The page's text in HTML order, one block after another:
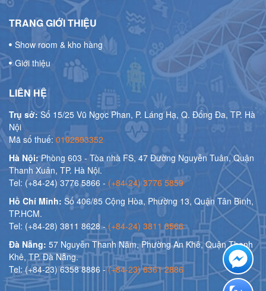
TRANG GIỚI THIỆU
Show room & kho hàng
Giới thiệu
LIÊN HỆ
Trụ sở: Số 15/25 Vũ Ngọc Phan, P. Láng Hạ, Q. Đống Đa, TP. Hà
Nội
Mã số thuế: 0102893352
Hà Nội:Phòng 603 - Tòa nhà FS, 47 Đường Nguyễn Tuân, Quận
Thanh Xuân, TP. Hà Nội.
Tel: (+84-24) 3776 5866 - (+84-24) 3776 5859
Hồ Chí Minh: Số 406/85 Cộng Hòa, Phường 13, Quận Tân Bình,
TP.HCM.
Tel: (+84-28) 3811 8628 -(+84-24) 3811 8566
Đà Nẵng: 57 Nguyễn Thanh Năm, Phường An Khê, Quận Thanh
Khê, TP. Đà Nẵng.
Tel: (+84-23) 6358 8886 -(+84-23) 6361 2886